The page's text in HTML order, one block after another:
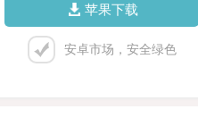
苹果下载
安卓市场，安全绿色